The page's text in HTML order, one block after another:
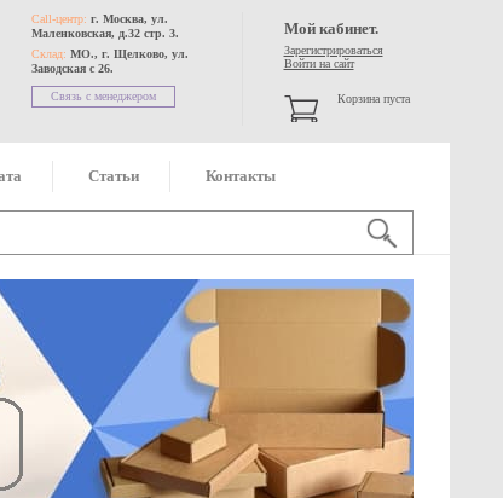
Call-центр: г. Москва, ул.
Маленковская, д.32 стр. 3.
Склад: МО., г. Щелково, ул.
Заводская с 26.
Связь с менеджером
Мой кабинет.
Зарегистрироваться
Войти на сайт
Корзина пуста
Статьи Контакты